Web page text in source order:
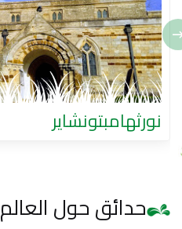
نورثهامبتونشاير
حدائق حول العالم